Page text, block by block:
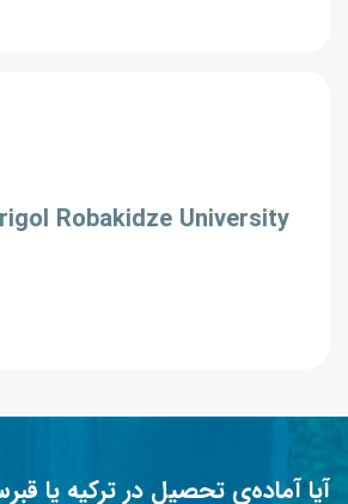
Robakidze University
آیا آماده‌ی تحصیل در ترکیه یا